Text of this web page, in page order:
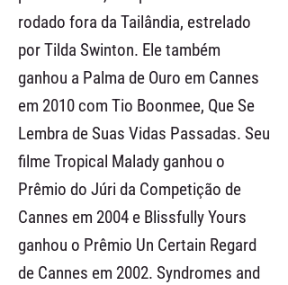
rodado fora da Tailândia, estrelado
por Tilda Swinton. Ele também
ganhou a Palma de Ouro em Cannes
em 2010 com Tio Boonmee, Que Se
Lembra de Suas Vidas Passadas. Seu
filme Tropical Malady ganhou o
Prêmio do Júri da Competição de
Cannes em 2004 e Blissfully Yours
ganhou o Prêmio Un Certain Regard
de Cannes em 2002. Syndromes and